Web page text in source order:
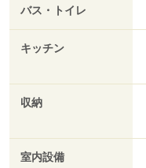
バス・トイレ
キッチン
収納
室内設備